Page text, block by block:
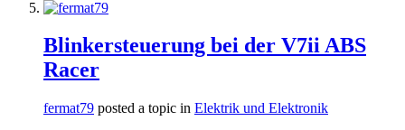
Blinkersteuerung bei der V7ii ABS
Racer
fermat79 posted a topic in Elektrik und Elektronik